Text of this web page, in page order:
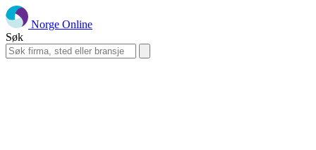
Norge Online
Søk